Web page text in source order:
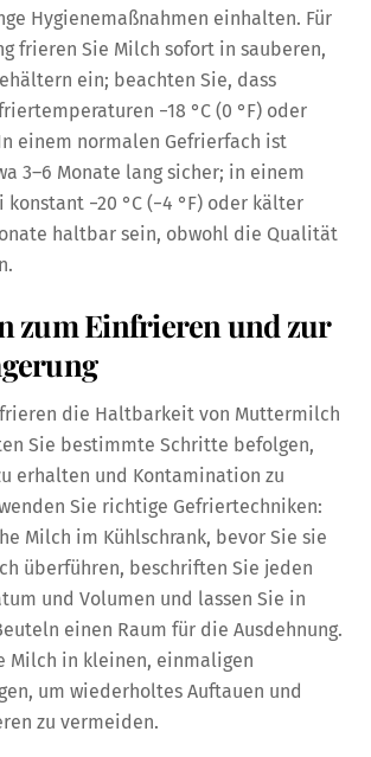
Hygienemaßnahmen einhalten. Für
frieren Sie Milch sofort in sauberen,
ein; beachten Sie, dass
−18 °C (0 °F) oder
einem normalen Gefrierfach ist
3–6 Monate lang sicher; in einem
−20 °C (−4 °F) oder kälter
haltbar sein, obwohl die Qualität
zum Einfrieren und zur
die Haltbarkeit von Muttermilch
Sie bestimmte Schritte befolgen,
erhalten und Kontamination zu
Sie richtige Gefriertechniken:
Milch im Kühlschrank, bevor Sie sie
überführen, beschriften Sie jeden
und Volumen und lassen Sie in
einen Raum für die Ausdehnung.
Milch in kleinen, einmaligen
um wiederholtes Auftauen und
zu vermeiden.